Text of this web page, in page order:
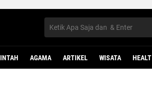
AGAMA ARTIKEL WISATA HEALT